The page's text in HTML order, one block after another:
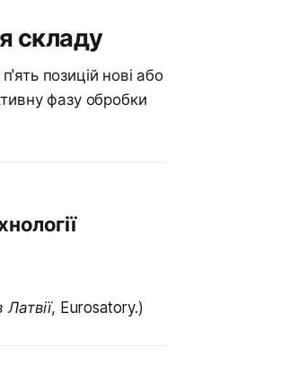
складу
позицій нові або
фазу обробки
Eurosatory.)